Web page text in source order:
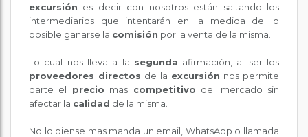
excursión es decir con nosotros están saltando los
intermediarios que intentarán en la medida de lo
posible ganarse la comisión por la venta de la misma.
Lo cual nos lleva a la segunda afirmación, al ser los
proveedores directos de la excursión nos permite
darte el precio mas competitivo del mercado sin
afectar la calidad de la misma.
No lo piense mas manda un email, WhatsApp o llamada